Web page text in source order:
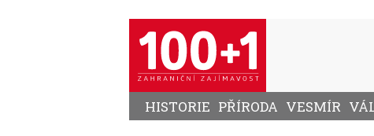
HISTORIE PŘÍRODA VESMÍR